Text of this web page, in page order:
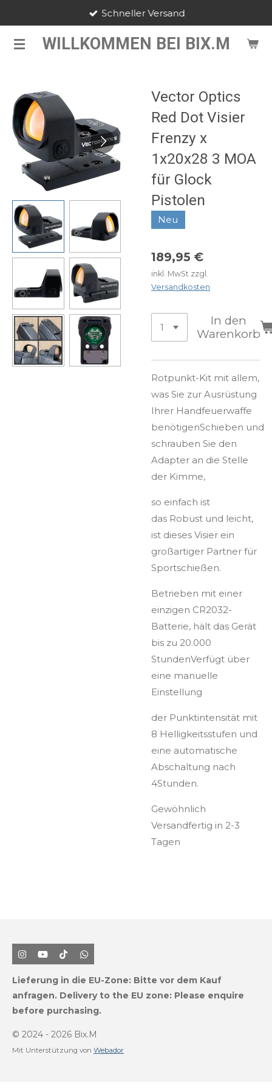
springen WILLKOMMEN BEI BIX.M
Schneller Versand
Vector Optics
Red Dot Visier
Frenzy x
1x20x28 3 MOA
für Glock
Pistolen
Neu
189,95 €
inkl. MwSt zzgl.
Versandkosten
In den
Warenkorb
Rotpunkt-Kit mit allem,
was Sie zur Ausrüstung
Ihrer Handfeuerwaffe
benötigenSchieben und
schrauben Sie den
Adapter an die Stelle
der Kimme,
so einfach ist
das Robust und leicht,
ist dieses Visier ein
großartiger Partner für
Sportschießen.
Betrieben mit einer
einzigen CR2032-
Batterie, hält das Gerät
bis zu 20.000
StundenVerfügt über
eine manuelle
Einstellung
der Punktintensität mit
8 Helligkeitsstufen und
eine automatische
Abschaltung nach
4Stunden.
Gewöhnlich
Versandfertig in 2-3
Tagen
I
n
t
a
r
m
Y
o
T
u
e
T
i
k
T
o
W
h
t
s
p
Lieferung in die EU-Zone: Bitte vor dem Kauf
anfragen. Delivery to the EU zone: Please enquire
before purchasing.
© 2024 - 2026 Bix.M
Mit Unterstützung von Webador